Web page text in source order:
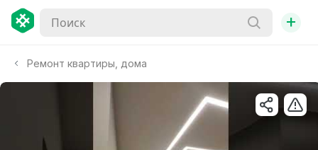
+
Ремонт квартиры, дома